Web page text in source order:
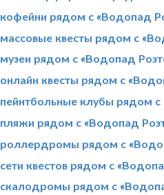
кофейни рядом с «Водопад
массовые квесты рядом с
музеи рядом с «Водопад
онлайн квесты рядом с
пейнтбольные клубы рядом
пляжи рядом с «Водопад
роллердромы рядом с
сети квестов рядом с
скалодромы рядом с